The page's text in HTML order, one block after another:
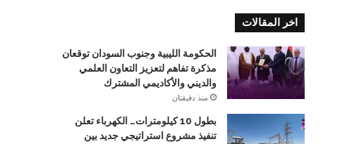
اخر المقالات
الحكومة الليبية وجنوب السودان توقعان
مذكرة تفاهم لتعزيز التعاون العلمي
والديني والأكاديمي المشترك
منذ دقيقتان
بطول 10 كيلومترات… الكهرباء تعلن
تنفيذ مشروع استراتيجي جديد بين